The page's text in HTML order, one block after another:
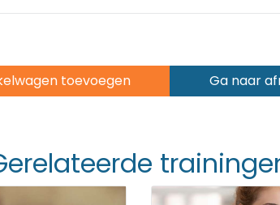
toevoegen Ga naar